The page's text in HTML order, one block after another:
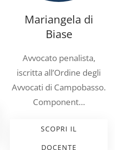
Mariangela di
Biase
Avvocato penalista,
iscritta all’Ordine degli
Avvocati di Campobasso.
Component…
SCOPRI IL
DOCENTE